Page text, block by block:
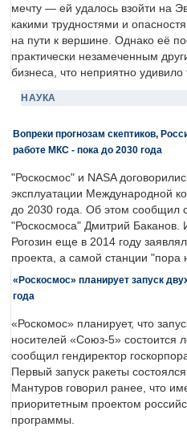
мечту — ей удалось взойти на
какими трудностями и
на пути к вершине. Однако её
практически незамеченным
бизнеса, что неприятно удивило
НАУКА
Вопреки прогнозам скептиков,
работе МКС - пока до 2030 года
"Роскосмос" и NASA
эксплуатации Международной
до 2030 года. Об этом сообщил
"Роскосмоса" Дмитрий Баканов.
Рогозин еще в 2014 году
проекта, а самой станции "пора
«Роскосмос» планирует запуск
года
«Роскомос» планирует, что
носителей «Союз-5» состоится
сообщил гендиректор
Первый запуск ракеты
Мантуров говорил ранее, что
приоритетным проектом
программы.